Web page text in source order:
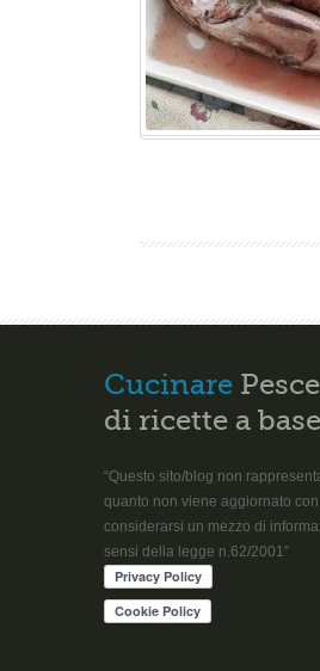
Cucinare
di ricette a
“Questo sito/blog non
quanto non viene aggiornato
considerarsi un mezzo di
sensi della legge n.62/2001”